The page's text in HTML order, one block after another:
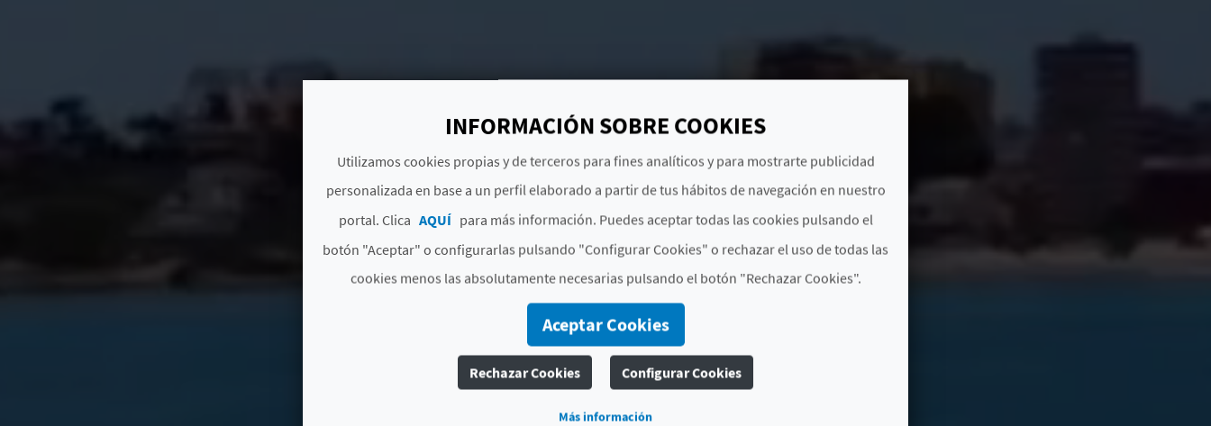
INFORMACIÓN SOBRE COOKIES
Utilizamos cookies propias y de terceros para fines analíticos y para mostrarte publicidad
personalizada en base a un perfil elaborado a partir de tus hábitos de navegación en nuestro
portal. Clica AQUÍ para más información. Puedes aceptar todas las cookies pulsando el
botón "Aceptar" o configurarlas pulsando "Configurar Cookies" o rechazar el uso de todas las
cookies menos las absolutamente necesarias pulsando el botón "Rechazar Cookies".
Aceptar Cookies
Rechazar Cookies Configurar Cookies
Más información